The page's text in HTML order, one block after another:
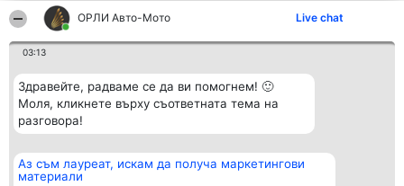
ОРЛИ Aвто-Mото Live chat
03:13
Здравейте, радваме се да ви помогнем! 🙂
Моля, кликнете върху съответната тема на
разговора!
Аз съм лауреат, искам да получа маркетингови
материали
Организатор на
класиране
Класация Контакти